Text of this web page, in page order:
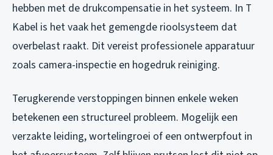
hebben met de drukcompensatie in het systeem. In T
Kabel is het vaak het gemengde rioolsysteem dat
overbelast raakt. Dit vereist professionele apparatuur
zoals camera-inspectie en hogedruk reiniging.
Terugkerende verstoppingen binnen enkele weken
betekenen een structureel probleem. Mogelijk een
verzakte leiding, wortelingroei of een ontwerpfout in